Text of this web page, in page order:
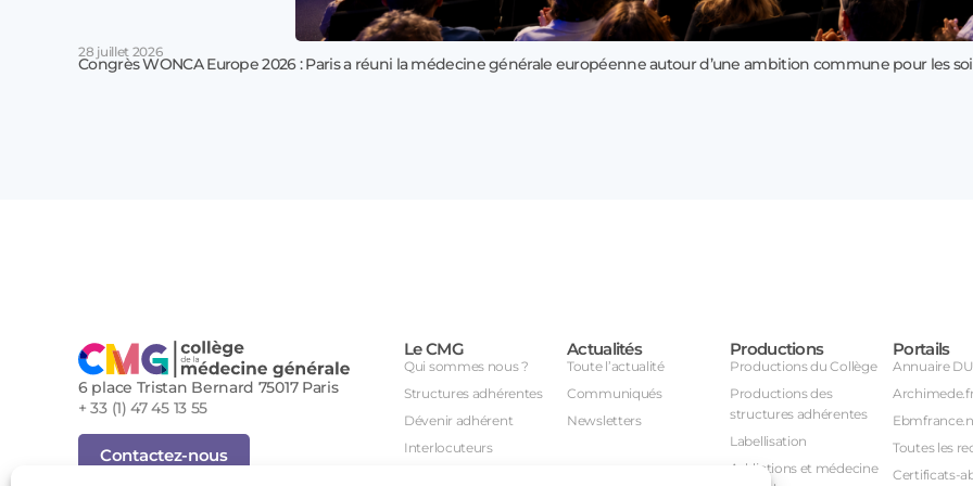
28 juillet 2026
Congrès WONCA Europe 2026 : Paris a réuni la médecine générale européenne autour d’une ambition commune pour les
6 place Tristan Bernard 75017 Paris
+ 33 (1) 47 45 13 55
Contactez-nous
Le CMG
Qui sommes nous ?
Structures adhérentes
Dévenir adhérent
Interlocuteurs
Actualités
Toute l’actualité
Communiqués
Newsletters
Productions
Productions du Collège
Productions des
structures adhérentes
Labellisation
Addictions et médecine
Portails
Annuaire
Archimede.fr
Toutes les
Certificats-